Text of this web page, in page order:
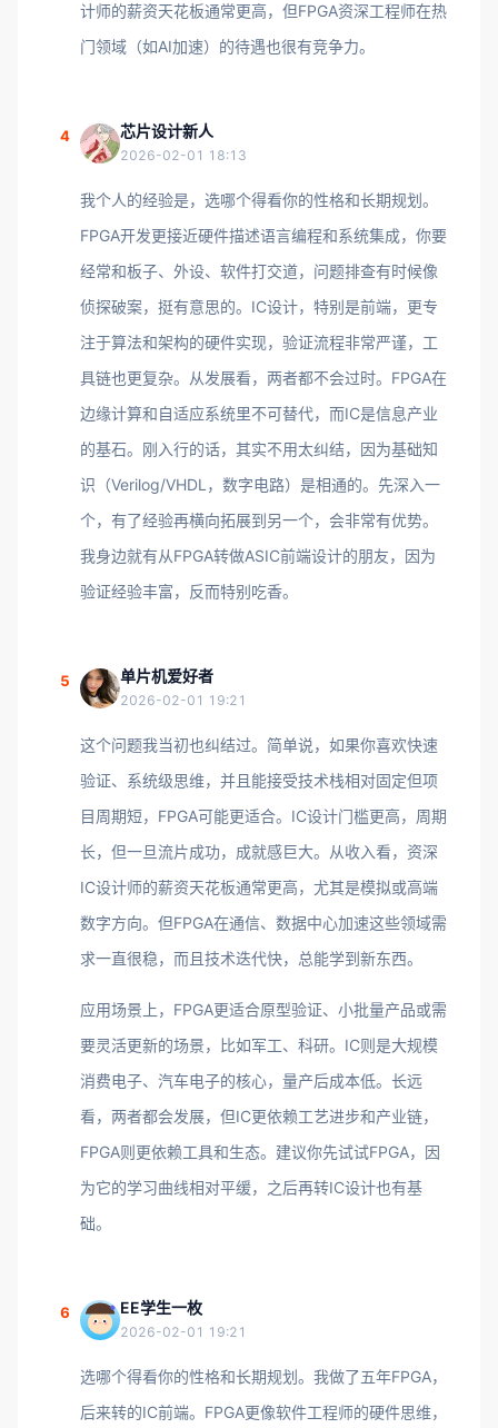
计师的薪资天花板通常更高，但FPGA资深工程师在热
门领域（如AI加速）的待遇也很有竞争力。
4 芯片设计新人
2026-02-01 18:13
我个人的经验是，选哪个得看你的性格和长期规划。
FPGA开发更接近硬件描述语言编程和系统集成，你要
经常和板子、外设、软件打交道，问题排查有时候像
侦探破案，挺有意思的。IC设计，特别是前端，更专
注于算法和架构的硬件实现，验证流程非常严谨，工
具链也更复杂。从发展看，两者都不会过时。FPGA在
边缘计算和自适应系统里不可替代，而IC是信息产业
的基石。刚入行的话，其实不用太纠结，因为基础知
识（Verilog/VHDL，数字电路）是相通的。先深入一
个，有了经验再横向拓展到另一个，会非常有优势。
我身边就有从FPGA转做ASIC前端设计的朋友，因为
验证经验丰富，反而特别吃香。
5 单片机爱好者
2026-02-01 19:21
这个问题我当初也纠结过。简单说，如果你喜欢快速
验证、系统级思维，并且能接受技术栈相对固定但项
目周期短，FPGA可能更适合。IC设计门槛更高，周期
长，但一旦流片成功，成就感巨大。从收入看，资深
IC设计师的薪资天花板通常更高，尤其是模拟或高端
数字方向。但FPGA在通信、数据中心加速这些领域需
求一直很稳，而且技术迭代快，总能学到新东西。
应用场景上，FPGA更适合原型验证、小批量产品或需
要灵活更新的场景，比如军工、科研。IC则是大规模
消费电子、汽车电子的核心，量产后成本低。长远
看，两者都会发展，但IC更依赖工艺进步和产业链，
FPGA则更依赖工具和生态。建议你先试试FPGA，因
为它的学习曲线相对平缓，之后再转IC设计也有基
础。
6 EE学生一枚
2026-02-01 19:21
选哪个得看你的性格和长期规划。我做了五年FPGA，
后来转的IC前端。FPGA更像软件工程师的硬件思维，